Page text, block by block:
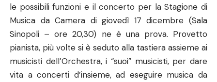
le possibili funzioni e il concerto per la Stagione di
Musica da Camera di giovedì 17 dicembre (Sala
Sinopoli – ore 20,30) ne è una prova. Provetto
pianista, più volte si è seduto alla tastiera assieme ai
musicisti dell’Orchestra, i “suoi” musicisti, per dare
vita a concerti d’insieme, ad eseguire musica da